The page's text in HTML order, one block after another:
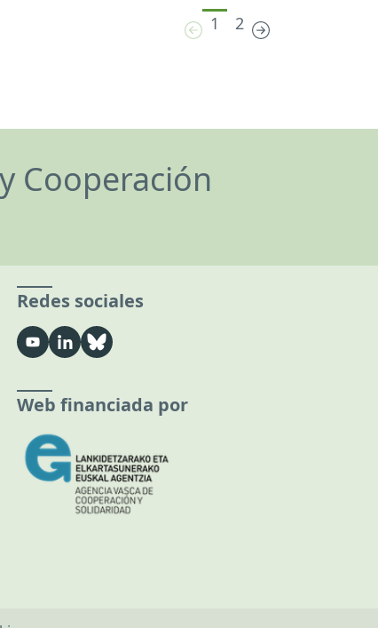
1 2
Cooperación
Redes sociales
Web financiada por